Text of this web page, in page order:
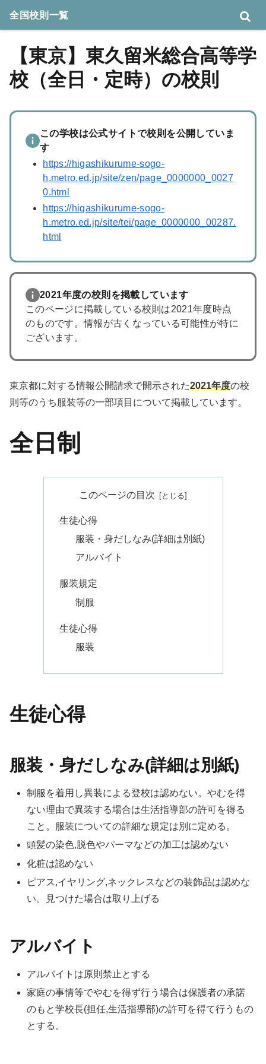
【東京】東久留米総合高等学
校（全日・定時）の校則
この学校は公式サイトで校則を公開していま
す
https://higashikurume-sogo-
h.metro.ed.jp/site/zen/page_0000000_0027
0.html
https://higashikurume-sogo-
h.metro.ed.jp/site/tei/page_0000000_00287.
html
2021年度の校則を掲載しています
このページに掲載している校則は2021年度時点
のものです。情報が古くなっている可能性が特に
ございます。
東京都に対する情報公開請求で開示された2021年度の校
則等のうち服装等の一部項目について掲載しています。
全日制
このページの目次
生徒心得
服装・身だしなみ(詳細は別紙)
アルバイト
服装規定
制服
生徒心得
服装
生徒心得
服装・身だしなみ(詳細は別紙)
制服を着用し異装による登校は認めない。やむを得
ない理由で異装する場合は生活指導部の許可を得る
こと。服装についての詳細な規定は別に定める。
頭髪の染色,脱色やパーマなどの加工は認めない
化粧は認めない
ピアス,イヤリング,ネックレスなどの装飾品は認めな
い。見つけた場合は取り上げる
アルバイト
アルバイトは原則禁止とする
家庭の事情等でやむを得ず行う場合は保護者の承諾
のもと学校長(担任,生活指導部)の許可を得て行うもの
とする。
全国校則一覧